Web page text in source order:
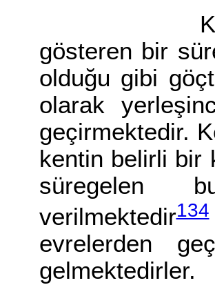
gösteren bir
olduğu gibi
olarak
geçirmektedir.
kentin belirli bir
süregelen
verilmektedir134
evrelerden
gelmektedirler.